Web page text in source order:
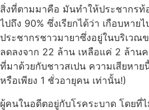
สิ่งที่ตามมาคือ มันทำให้ประชากรท้
ไปถึง 90% ซึ่งเรียกได้ว่า เกือบหาย
ประชากรชาวมายาซึ่งอยู่ในบริเวณ
ลดลงจาก 22 ล้าน เหลือแค่ 2 ล้าน
ที่มาด้วยกับชาวสเปน ความเสียหาย
หรือเพียง 1 ชั่วอายุคน เท่านั้น!)
ผู้คนในอดีตอยู่กับโรคระบาด โดยที่